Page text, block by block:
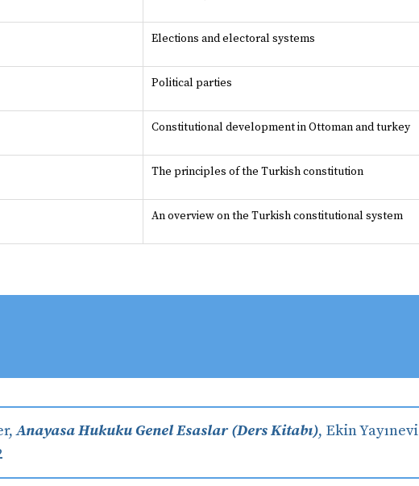
Elections and electoral systems
Political parties
Constitutional development in Ottoman and turkey
The principles of the Turkish constitution
An overview on the Turkish constitutional system
Anayasa Hukuku Genel Esaslar (Ders Kitabı), Ekin Yayınevi